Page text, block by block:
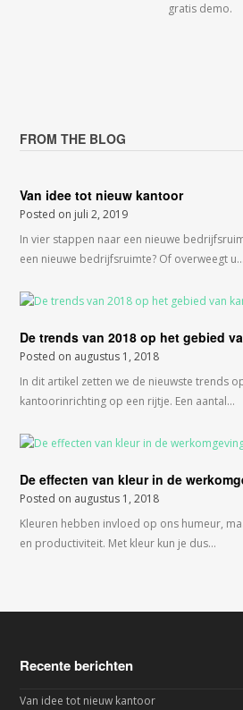
gratis demo.
FROM THE BLOG
Van idee tot nieuw kantoor
Posted on juli 2, 2019
In vier stappen naar een nieuwe
een nieuwe bedrijfsruimte? Of overweegt u…
De trends van 2018 op het gebied
Posted on augustus 1, 2018
In dit artikel zetten we de nieuwste trends
kantoorinrichting op een rijtje. Een aantal…
De effecten van kleur in de
Posted on augustus 1, 2018
Kleuren hebben invloed op ons humeur,
en productiviteit. Met kleur kun je dus…
Recente berichten
Van idee tot nieuw kantoor